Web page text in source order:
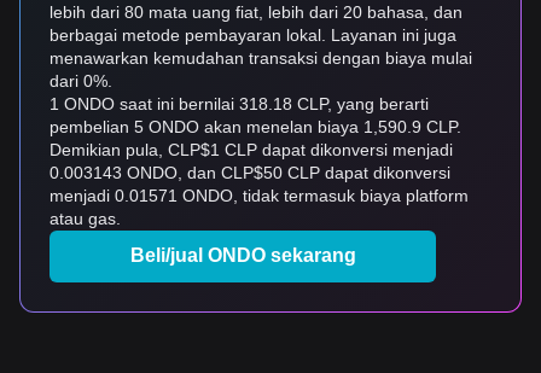
lebih dari 80 mata uang fiat, lebih dari 20 bahasa, dan
berbagai metode pembayaran lokal. Layanan ini juga
menawarkan kemudahan transaksi dengan biaya mulai
dari 0%.
1 ONDO saat ini bernilai 318.18 CLP, yang berarti
pembelian 5 ONDO akan menelan biaya 1,590.9 CLP.
Demikian pula, CLP$1 CLP dapat dikonversi menjadi
0.003143 ONDO, dan CLP$50 CLP dapat dikonversi
menjadi 0.01571 ONDO, tidak termasuk biaya platform
atau gas.
Beli/jual ONDO sekarang